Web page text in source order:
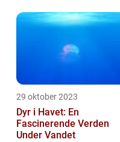
29 oktober 2023
Dyr i Havet: En
Fascinerende Verden
Under Vandet